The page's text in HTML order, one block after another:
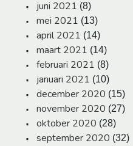
juni 2021 (8)
mei 2021 (13)
april 2021 (14)
maart 2021 (14)
februari 2021 (8)
januari 2021 (10)
december 2020 (15)
november 2020 (27)
oktober 2020 (28)
september 2020 (32)